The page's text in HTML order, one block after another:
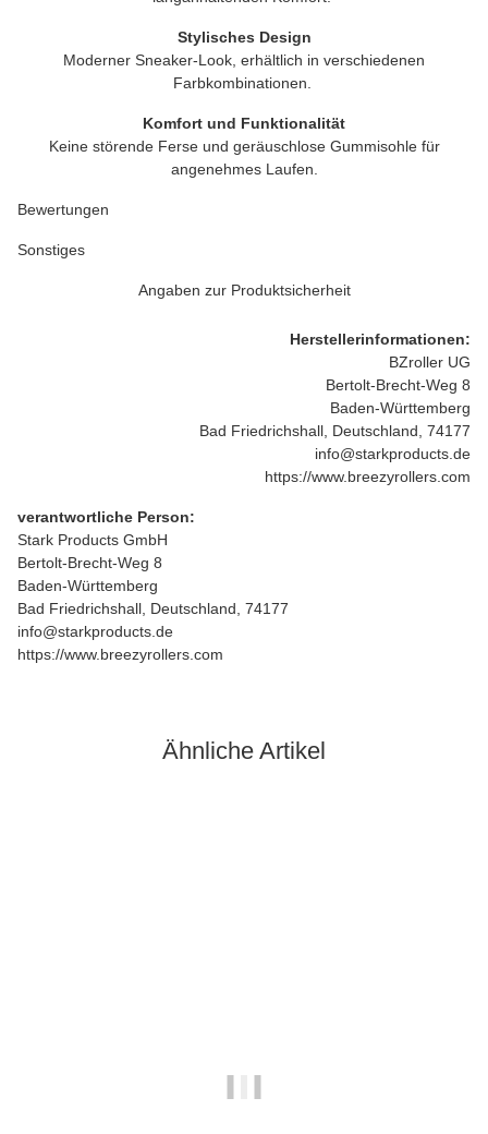
Stylisches Design
Moderner Sneaker-Look, erhältlich in verschiedenen
Farbkombinationen.
Komfort und Funktionalität
Keine störende Ferse und geräuschlose Gummisohle für
angenehmes Laufen.
Bewertungen
Sonstiges
Angaben zur Produktsicherheit
Herstellerinformationen:
BZroller UG
Bertolt-Brecht-Weg 8
Baden-Württemberg
Bad Friedrichshall, Deutschland, 74177
info@starkproducts.de
https://www.breezyrollers.com
verantwortliche Person:
Stark Products GmbH
Bertolt-Brecht-Weg 8
Baden-Württemberg
Bad Friedrichshall, Deutschland, 74177
info@starkproducts.de
https://www.breezyrollers.com
Ähnliche Artikel